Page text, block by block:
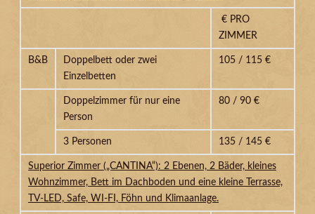
€ PRO
ZIMMER
B&B
Doppelbett oder zwei
Einzelbetten
105 / 115 €
Doppelzimmer für nur eine
Person
80 / 90 €
3 Personen 135 / 145 €
Superior Zimmer („CANTINA“): 2 Ebenen, 2 Bäder, kleines
Wohnzimmer, Bett im Dachboden und eine kleine Terrasse,
TV-LED, Safe, WI-FI, Föhn und Klimaanlage.